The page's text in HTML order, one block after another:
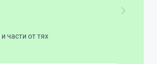
части от тях